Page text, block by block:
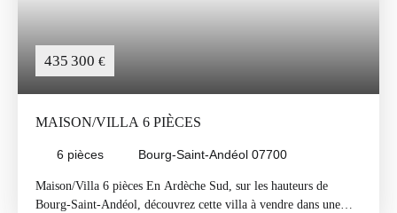
435 300 €
MAISON/VILLA 6 PIÈCES
6 pièces Bourg-Saint-Andéol 07700
Maison/Villa 6 pièces En Ardèche Sud, sur les hauteurs de
Bourg-Saint-Andéol, découvrez cette villa à vendre dans une